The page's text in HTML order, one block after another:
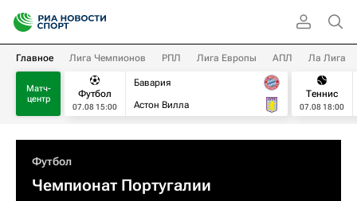
Главное Лига Чемпионов РПЛ Лига Европы АПЛ Ла Лига
Матч-
центр
Футбол
07.08 15:00
Бавария
Астон Вилла
Теннис
07.08 18:00
Футбол
Чемпионат Португалии